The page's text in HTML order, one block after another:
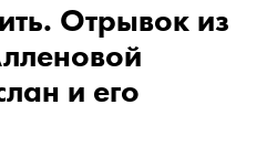
Отрывок из
и его